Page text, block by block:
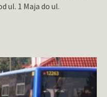
ul. 1 Maja do ul.